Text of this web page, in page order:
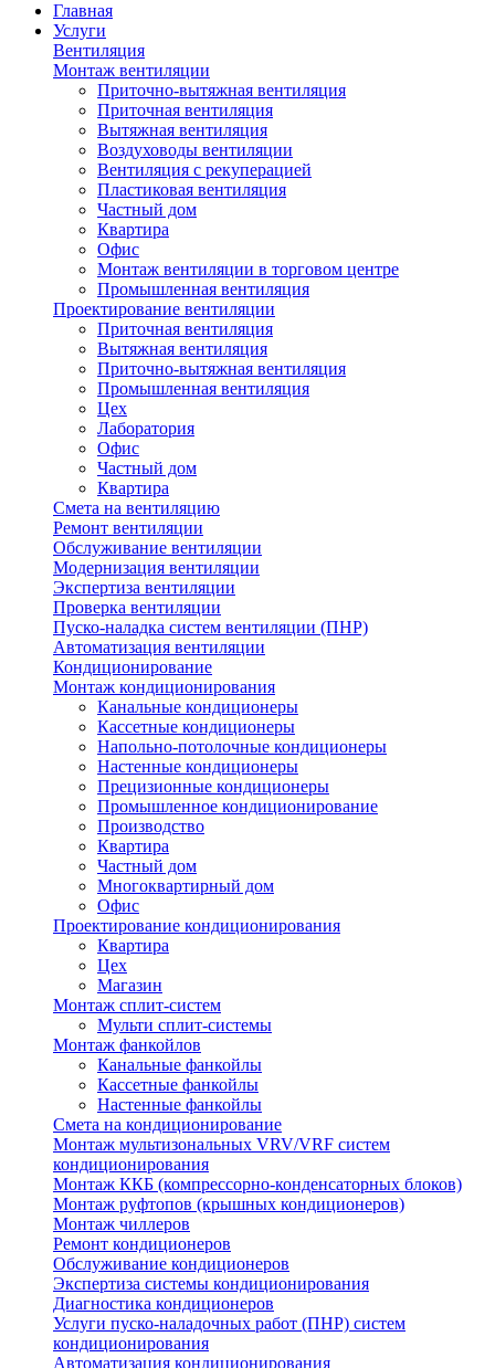
Главная
Услуги
Вентиляция
Монтаж вентиляции
Приточно-вытяжная вентиляция
Приточная вентиляция
Вытяжная вентиляция
Воздуховоды вентиляции
Вентиляция с рекуперацией
Пластиковая вентиляция
Частный дом
Квартира
Офис
Монтаж вентиляции в торговом центре
Промышленная вентиляция
Проектирование вентиляции
Приточная вентиляция
Вытяжная вентиляция
Приточно-вытяжная вентиляция
Промышленная вентиляция
Цех
Лаборатория
Офис
Частный дом
Квартира
Смета на вентиляцию
Ремонт вентиляции
Обслуживание вентиляции
Модернизация вентиляции
Экспертиза вентиляции
Проверка вентиляции
Пуско-наладка систем вентиляции (ПНР)
Автоматизация вентиляции
Кондиционирование
Монтаж кондиционирования
Канальные кондиционеры
Кассетные кондиционеры
Напольно-потолочные кондиционеры
Настенные кондиционеры
Прецизионные кондиционеры
Промышленное кондиционирование
Производство
Квартира
Частный дом
Многоквартирный дом
Офис
Проектирование кондиционирования
Квартира
Цех
Магазин
Монтаж сплит-систем
Мульти сплит-системы
Монтаж фанкойлов
Канальные фанкойлы
Кассетные фанкойлы
Настенные фанкойлы
Смета на кондиционирование
Монтаж мультизональных VRV/VRF систем
кондиционирования
Монтаж ККБ (компрессорно-конденсаторных блоков)
Монтаж руфтопов (крышных кондиционеров)
Монтаж чиллеров
Ремонт кондиционеров
Обслуживание кондиционеров
Экспертиза системы кондиционирования
Диагностика кондиционеров
Услуги пуско-наладочных работ (ПНР) систем
кондиционирования
Автоматизация кондиционирования